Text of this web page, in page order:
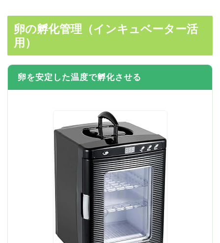
卵の孵化管理（インキュベーター活
用）
卵を安定した温度で孵化させる